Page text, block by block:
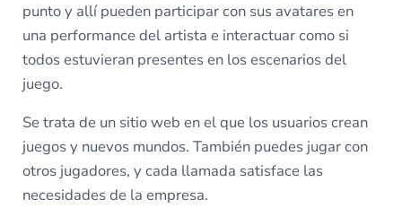
punto y allí pueden participar con sus avatares en
una performance del artista e interactuar como si
todos estuvieran presentes en los escenarios del
juego.
Se trata de un sitio web en el que los usuarios crean
juegos y nuevos mundos. También puedes jugar con
otros jugadores, y cada llamada satisface las
necesidades de la empresa.